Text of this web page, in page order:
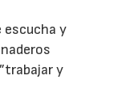
escucha y
y